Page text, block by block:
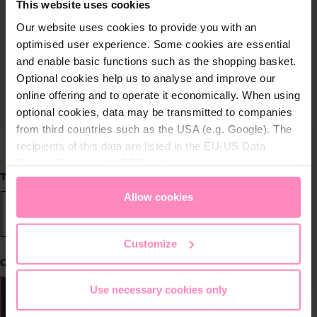
This website uses cookies
Our website uses cookies to provide you with an
optimised user experience. Some cookies are essential
and enable basic functions such as the shopping basket.
Optional cookies help us to analyse and improve our
online offering and to operate it economically. When using
optional cookies, data may be transmitted to companies
from third countries such as the USA (e.g. Google). The
recipients of this data are listed in the EU-US Data
appropriate level of data protection. You canaccept all
only allow necessary cookies
access and change your chosen setting at any time in
Allow cookies
Customize
Use necessary cookies only
Sélectionnez
Taille
XS S M L XL 2XL
Sélectionnez
Couleur
Rouge